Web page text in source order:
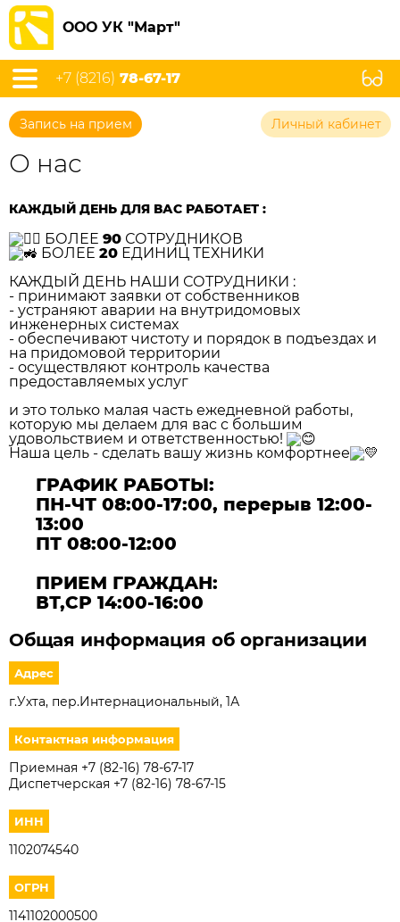
ООО УК "Март"
+7 (8216) 78-67-17
Запись на прием Личный кабинет
О нас
КАЖДЫЙ ДЕНЬ ДЛЯ ВАС РАБОТАЕТ :
БОЛЕЕ 90 СОТРУДНИКОВ
БОЛЕЕ 20 ЕДИНИЦ ТЕХНИКИ
КАЖДЫЙ ДЕНЬ НАШИ СОТРУДНИКИ :
- принимают заявки от собственников
- устраняют аварии на внутридомовых
инженерных системах
- обеспечивают чистоту и порядок в подъездах и
на придомовой территории
- осуществляют контроль качества
предоставляемых услуг
и это только малая часть ежедневной работы,
которую мы делаем для вас с большим
удовольствием и ответственностью!
Наша цель - сделать вашу жизнь комфортнее
ГРАФИК РАБОТЫ:
ПН-ЧТ 08:00-17:00, перерыв 12:00-
13:00
ПТ 08:00-12:00
ПРИЕМ ГРАЖДАН:
ВТ,СР 14:00-16:00
Общая информация об организации
Адрес
г.Ухта, пер.Интернациональный, 1А
Контактная информация
Приемная +7 (82-16) 78-67-17
Диспетчерская +7 (82-16) 78-67-15
ИНН
1102074540
ОГРН
1141102000500